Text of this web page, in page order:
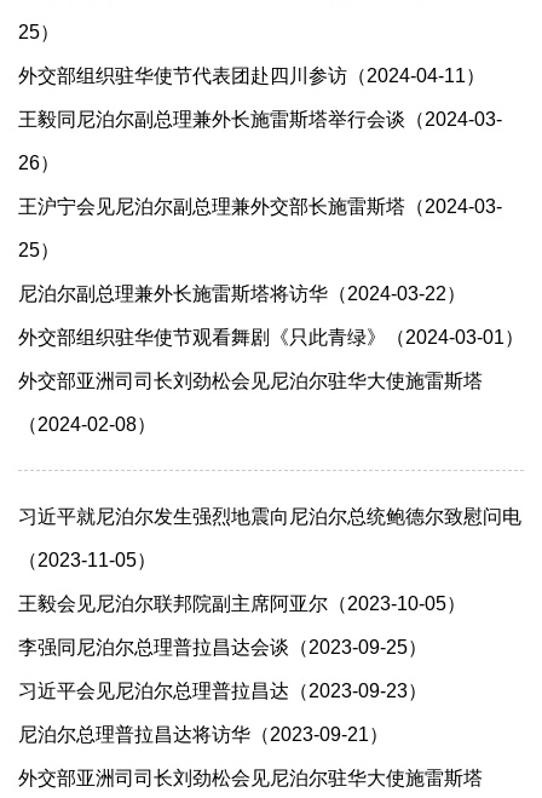
25）
外交部组织驻华使节代表团赴四川参访（2024-04-11）
王毅同尼泊尔副总理兼外长施雷斯塔举行会谈（2024-03-
26）
王沪宁会见尼泊尔副总理兼外交部长施雷斯塔（2024-03-
25）
尼泊尔副总理兼外长施雷斯塔将访华（2024-03-22）
外交部组织驻华使节观看舞剧《只此青绿》（2024-03-01）
外交部亚洲司司长刘劲松会见尼泊尔驻华大使施雷斯塔
（2024-02-08）
习近平就尼泊尔发生强烈地震向尼泊尔总统鲍德尔致慰问电
（2023-11-05）
王毅会见尼泊尔联邦院副主席阿亚尔（2023-10-05）
李强同尼泊尔总理普拉昌达会谈（2023-09-25）
习近平会见尼泊尔总理普拉昌达（2023-09-23）
尼泊尔总理普拉昌达将访华（2023-09-21）
外交部亚洲司司长刘劲松会见尼泊尔驻华大使施雷斯塔